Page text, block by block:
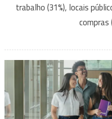
trabalho (31%), locais
compras